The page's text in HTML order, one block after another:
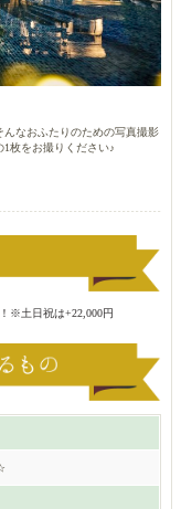
んなおふたりのための写真撮影
枚をお撮りください♪
※土日祝は+22,000円